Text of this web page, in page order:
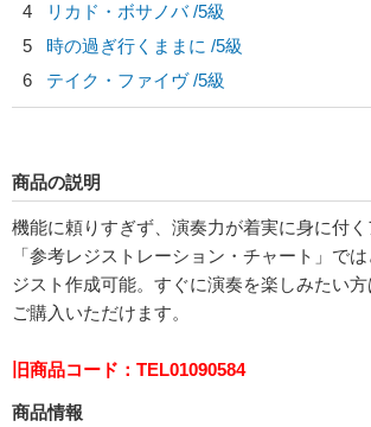
4
リカド・ボサノバ /5級
5
時の過ぎ行くままに /5級
6
テイク・ファイヴ /5級
商品の説明
機能に頼りすぎず、演奏力が着実に身に付
「参考レジストレーション・チャート」で
ジスト作成可能。すぐに演奏を楽しみたい
ご購入いただけます。
旧商品コード：TEL01090584
商品情報